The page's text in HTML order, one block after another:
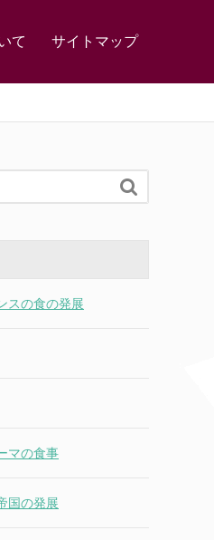
て サイトマップ

スの食の発展
マの食事
国の発展